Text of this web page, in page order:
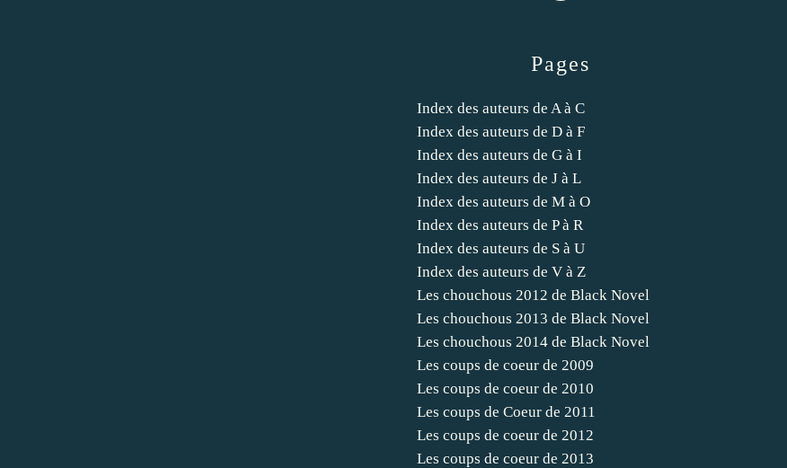
Pages
Index des auteurs de A à C
Index des auteurs de D à F
Index des auteurs de G à I
Index des auteurs de J à L
Index des auteurs de M à O
Index des auteurs de P à R
Index des auteurs de S à U
Index des auteurs de V à Z
Les chouchous 2012 de Black Novel
Les chouchous 2013 de Black Novel
Les chouchous 2014 de Black Novel
Les coups de coeur de 2009
Les coups de coeur de 2010
Les coups de Coeur de 2011
Les coups de coeur de 2012
Les coups de coeur de 2013